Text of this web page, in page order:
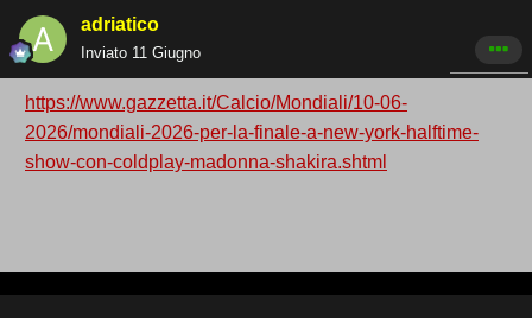
adriatico
Inviato 11 Giugno
https://www.gazzetta.it/Calcio/Mondiali/10-06-
2026/mondiali-2026-per-la-finale-a-new-york-halftime-
show-con-coldplay-madonna-shakira.shtml